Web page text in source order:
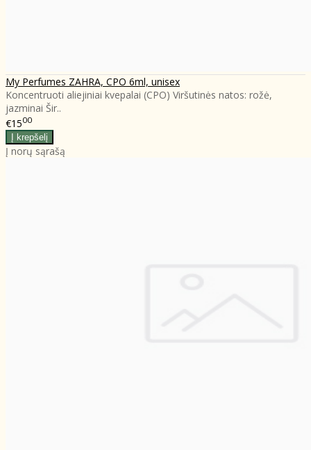
My Perfumes ZAHRA, CPO 6ml, unisex
Koncentruoti aliejiniai kvepalai (CPO) Viršutinės natos: rožė,
jazminai Šir..
€1500
Į norų sąrašą